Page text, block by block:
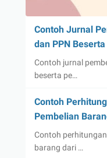
Contoh Jurnal
dan PPN
Contoh jurnal
beserta pe…
Contoh
Pembelian
Contoh
barang dari …